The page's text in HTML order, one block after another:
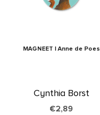
MAGNEET | Anne de Poes
Cynthia Borst
€2,89